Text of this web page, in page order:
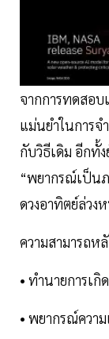
จากการทดสอบ
แม่นยำในการจ
กับวิธีเดิม อีกทั้
“พยากรณ์เป็น
ดวงอาทิตย์ล่วง
ความสามารถห
• ทำนายการเ
• พยากรณ์ความ